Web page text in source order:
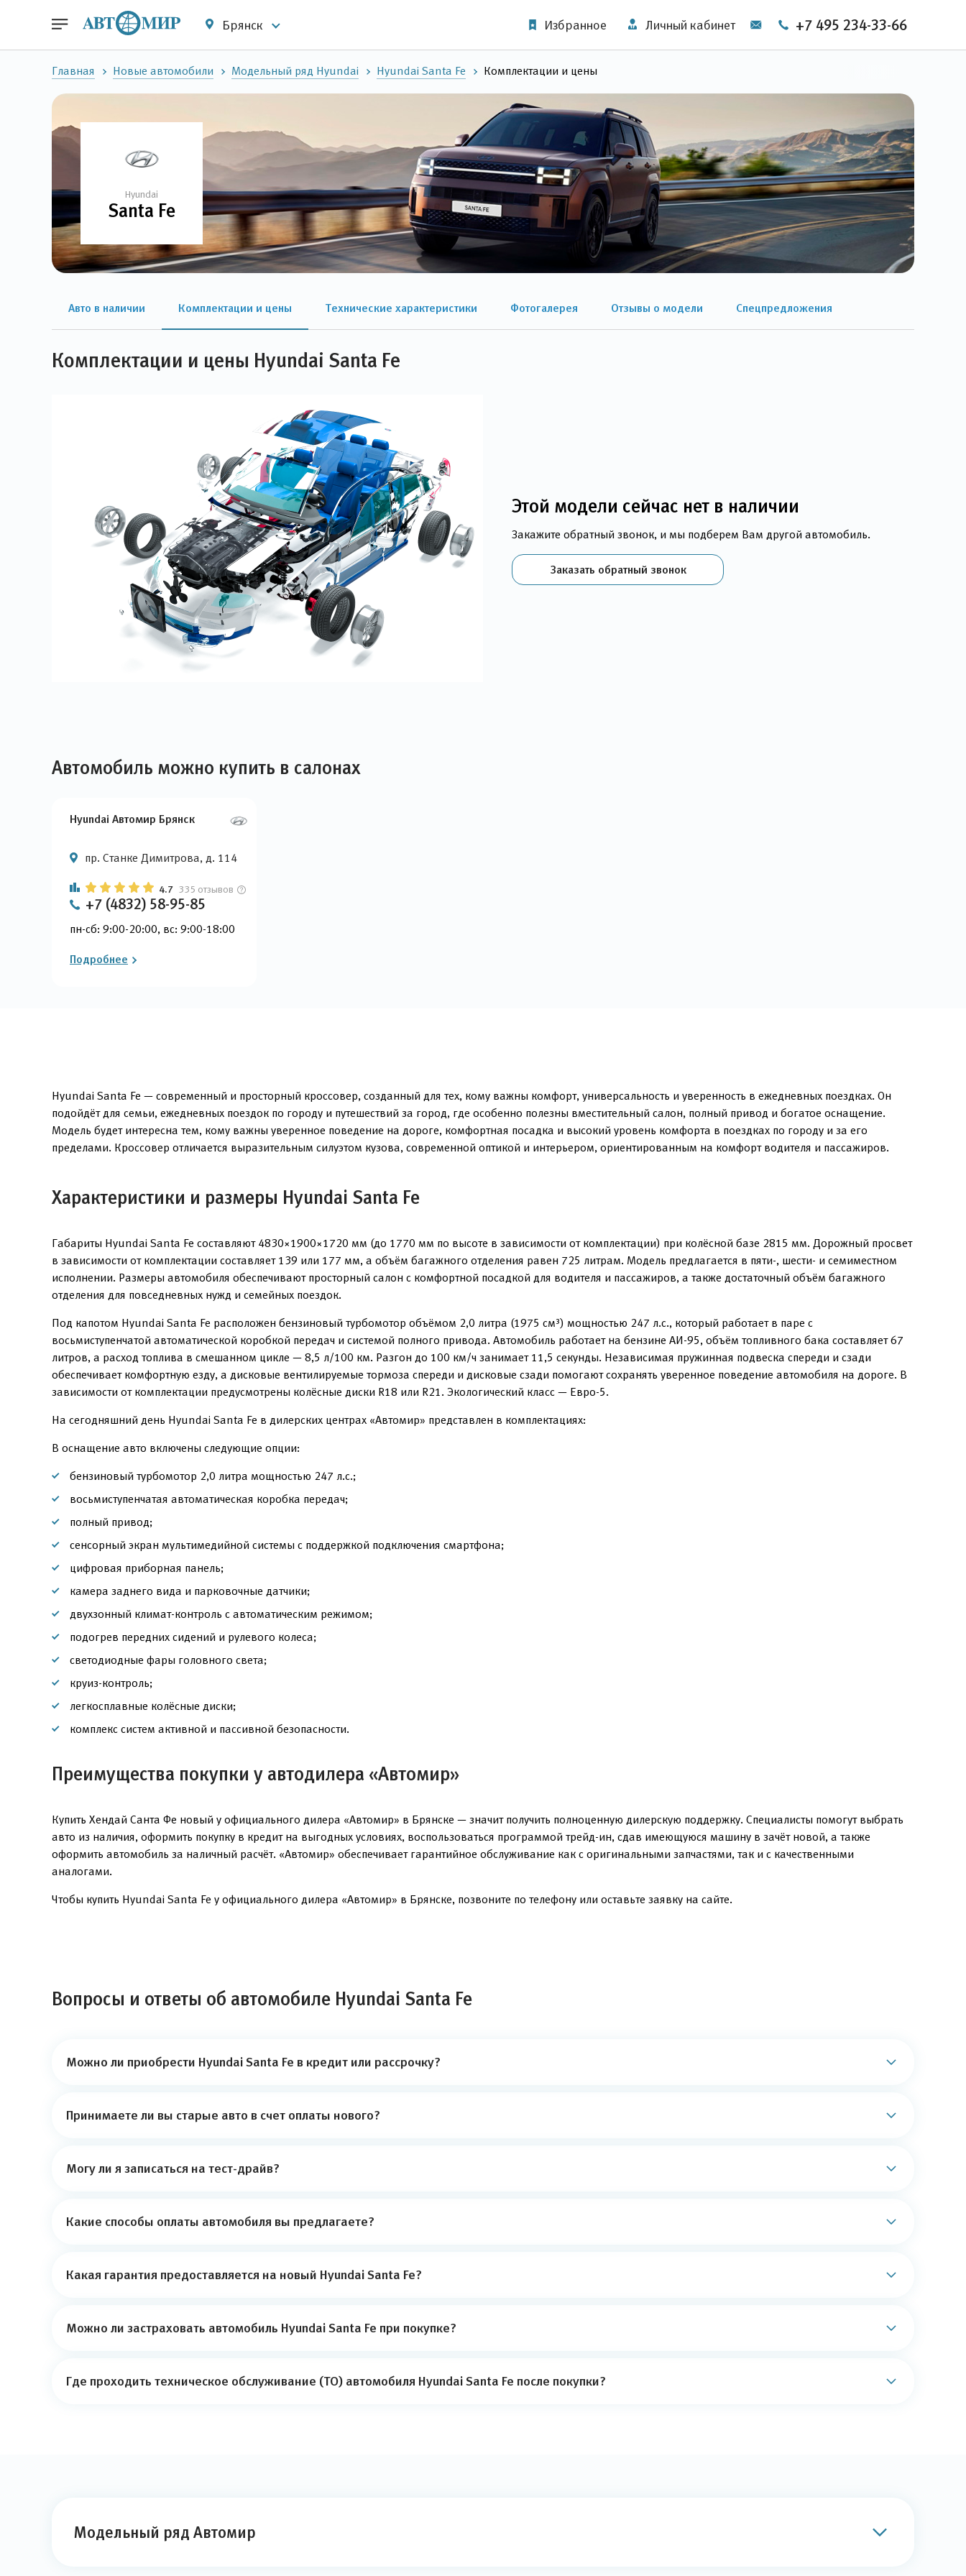
Брянск Избранное Личный кабинет +7 495 234-33-66
Главная Новые автомобили Модельный ряд Hyundai Hyundai Santa Fe Комплектации и цены
Hyundai
Santa Fe
Авто в наличии Комплектации и цены Технические характеристики Фотогалерея Отзывы о модели Спецпредложения
Комплектации и цены Hyundai Santa Fe
Этой модели сейчас нет в наличии
Закажите обратный звонок, и мы подберем Вам другой автомобиль.
Заказать обратный звонок
Автомобиль можно купить в салонах
Hyundai Автомир Брянск
пр. Станке Димитрова, д. 114
4.7 335 отзывов
+7 (4832) 58-95-85
пн-сб: 9:00-20:00, вс: 9:00-18:00
Подробнее
Hyundai Santa Fe — современный и просторный кроссовер, созданный для тех, кому важны комфорт, универсальность и уверенность в ежедневных поездках. Он
подойдёт для семьи, ежедневных поездок по городу и путешествий за город, где особенно полезны вместительный салон, полный привод и богатое оснащение.
Модель будет интересна тем, кому важны уверенное поведение на дороге, комфортная посадка и высокий уровень комфорта в поездках по городу и за его
пределами. Кроссовер отличается выразительным силуэтом кузова, современной оптикой и интерьером, ориентированным на комфорт водителя и пассажиров.
Характеристики и размеры Hyundai Santa Fe
Габариты Hyundai Santa Fe составляют 4830×1900×1720 мм (до 1770 мм по высоте в зависимости от комплектации) при колёсной базе 2815 мм. Дорожный просвет
в зависимости от комплектации составляет 139 или 177 мм, а объём багажного отделения равен 725 литрам. Модель предлагается в пяти-, шести- и семиместном
исполнении. Размеры автомобиля обеспечивают просторный салон с комфортной посадкой для водителя и пассажиров, а также достаточный объём багажного
отделения для повседневных нужд и семейных поездок.
Под капотом Hyundai Santa Fe расположен бензиновый турбомотор объёмом 2,0 литра (1975 см³) мощностью 247 л.с., который работает в паре с
восьмиступенчатой автоматической коробкой передач и системой полного привода. Автомобиль работает на бензине АИ-95, объём топливного бака составляет 67
литров, а расход топлива в смешанном цикле — 8,5 л/100 км. Разгон до 100 км/ч занимает 11,5 секунды. Независимая пружинная подвеска спереди и сзади
обеспечивает комфортную езду, а дисковые вентилируемые тормоза спереди и дисковые сзади помогают сохранять уверенное поведение автомобиля на дороге. В
зависимости от комплектации предусмотрены колёсные диски R18 или R21. Экологический класс — Евро-5.
На сегодняшний день Hyundai Santa Fe в дилерских центрах «Автомир» представлен в комплектациях:
В оснащение авто включены следующие опции:
бензиновый турбомотор 2,0 литра мощностью 247 л.с.;
восьмиступенчатая автоматическая коробка передач;
полный привод;
сенсорный экран мультимедийной системы с поддержкой подключения смартфона;
цифровая приборная панель;
камера заднего вида и парковочные датчики;
двухзонный климат-контроль с автоматическим режимом;
подогрев передних сидений и рулевого колеса;
светодиодные фары головного света;
круиз-контроль;
легкосплавные колёсные диски;
комплекс систем активной и пассивной безопасности.
Преимущества покупки у автодилера «Автомир»
Купить Хендай Санта Фе новый у официального дилера «Автомир» в Брянске — значит получить полноценную дилерскую поддержку. Специалисты помогут выбрать
авто из наличия, оформить покупку в кредит на выгодных условиях, воспользоваться программой трейд-ин, сдав имеющуюся машину в зачёт новой, а также
оформить автомобиль за наличный расчёт. «Автомир» обеспечивает гарантийное обслуживание как с оригинальными запчастями, так и с качественными
аналогами.
Чтобы купить Hyundai Santa Fe у официального дилера «Автомир» в Брянске, позвоните по телефону или оставьте заявку на сайте.
Вопросы и ответы об автомобиле Hyundai Santa Fe
Можно ли приобрести Hyundai Santa Fe в кредит или рассрочку?
Принимаете ли вы старые авто в счет оплаты нового?
Могу ли я записаться на тест-драйв?
Какие способы оплаты автомобиля вы предлагаете?
Какая гарантия предоставляется на новый Hyundai Santa Fe?
Можно ли застраховать автомобиль Hyundai Santa Fe при покупке?
Где проходить техническое обслуживание (ТО) автомобиля Hyundai Santa Fe после покупки?
Модельный ряд Автомир